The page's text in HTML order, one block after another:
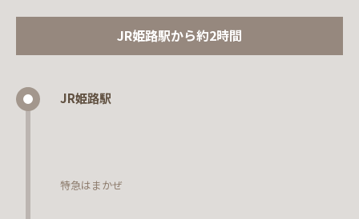
JR姫路駅から約2時間
JR姫路駅
特急はまかぜ